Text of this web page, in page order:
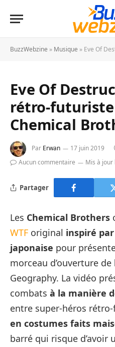
BuzzWebzine » Musique » Eve Of
Eve Of
rétro-futuriste
Chemical
Par Erwan 17 juin 2019
Aucun commentaire
Mis à jour
Partager
Les Chemical Brothers
WTF original inspiré
japonaise pour
morceau d’ouverture
Geography. La vidéo
combats à la manière
entre super-héros
en costumes faits
barré qui risque d’avoir